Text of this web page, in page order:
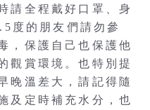
請全程戴好口罩、身
度的朋友們請勿參
，保護自己也保護他
觀賞環境。也特別提
晚溫差大，請記得隨
及定時補充水分，也